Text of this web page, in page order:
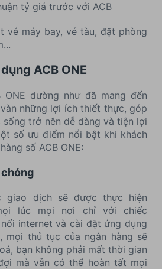
tỷ giá trước với ACB
vé máy bay, vé tàu, đặt phòng
ACB ONE
dường như đã mang đến
những lợi ích thiết thực, góp
trở nên dễ dàng và tiện lợi
số ưu điểm nổi bật khi khách
số ACB ONE:
giao dịch sẽ được thực hiện
lúc mọi nơi chỉ với chiếc
internet và cài đặt ứng dụng
mọi thủ tục của ngân hàng sẽ
bạn không phải mất thời gian
mà vẫn có thể hoàn tất mọi